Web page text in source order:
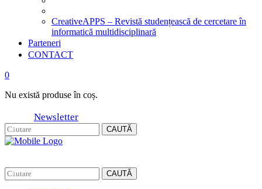
CreativeAPPS – Revistă studențească de cercetare în
informatică multidisciplinară
Parteneri
CONTACT
0
Nu există produse în coș.
Newsletter
CAUTĂ
CAUTĂ